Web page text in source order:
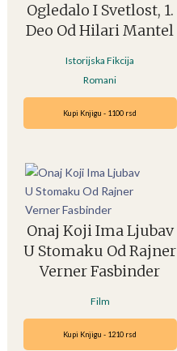
Ogledalo I Svetlost, 1.
Deo Od Hilari Mantel
Istorijska Fikcija
Romani
Kupi Knjigu - 1100 rsd
Onaj Koji Ima Ljubav
U Stomaku Od Rajner
Verner Fasbinder
Film
Kupi Knjigu - 1210 rsd